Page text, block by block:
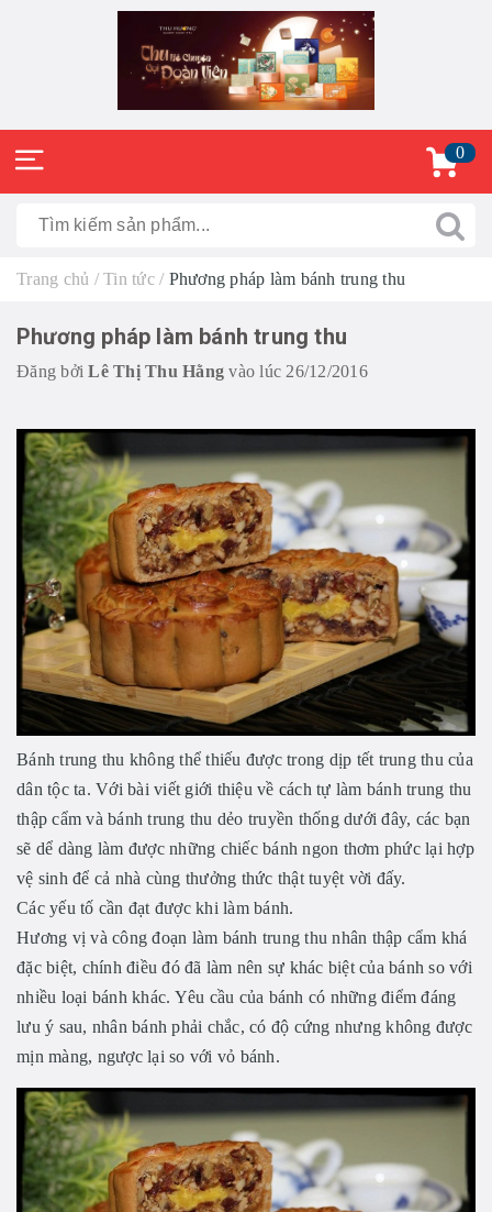
0
Trang chủ / Tin tức / Phương pháp làm bánh trung thu
Phương pháp làm bánh trung thu
Đăng bởiLê Thị Thu Hằng vào lúc 26/12/2016
Bánh trung thu không thể thiếu được trong dịp tết trung thu của
dân tộc ta. Với bài viết giới thiệu về cách tự làm bánh trung thu
thập cẩm và bánh trung thu dẻo truyền thống dưới đây, các bạn
sẽ dể dàng làm được những chiếc bánh ngon thơm phức lại hợp
vệ sinh để cả nhà cùng thưởng thức thật tuyệt vời đấy.
Các yếu tố cần đạt được khi làm bánh.
Hương vị và công đoạn làm bánh trung thu nhân thập cẩm khá
đặc biệt, chính điều đó đã làm nên sự khác biệt của bánh so với
nhiều loại bánh khác. Yêu cầu của bánh có những điểm đáng
lưu ý sau, nhân bánh phải chắc, có độ cứng nhưng không được
mịn màng, ngược lại so với vỏ bánh.